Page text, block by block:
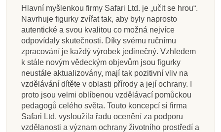
Hlavní myšlenkou firmy Safari Ltd. je „učit se hrou“.
Navrhuje figurky zvířat tak, aby byly naprosto
autentické a svou kvalitou co možná nejvíce
odpovídaly skutečnosti. Díky svému ručnímu
zpracování je každý výrobek jedinečný. Vzhledem
k stále novým vědeckým objevům jsou figurky
neustále aktualizovány, mají tak pozitivní vliv na
vzdělávání dítěte v oblasti přírody a její ochrany. I
proto jsou velmi oblíbenou vzdělávací pomůckou
pedagogů celého světa. Touto koncepcí si firma
Safari Ltd. vysloužila řadu ocenění za podporu
vzdělanosti a význam ochrany životního prostředí a